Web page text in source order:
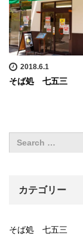
2018.6.1
そば処 七五三
カテゴリー
そば処 七五三